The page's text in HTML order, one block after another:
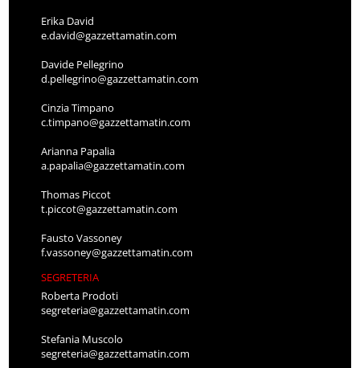
Erika David
e.david@gazzettamatin.com
Davide Pellegrino
d.pellegrino@gazzettamatin.com
Cinzia Timpano
c.timpano@gazzettamatin.com
Arianna Papalia
a.papalia@gazzettamatin.com
Thomas Piccot
t.piccot@gazzettamatin.com
Fausto Vassoney
f.vassoney@gazzettamatin.com
SEGRETERIA
Roberta Prodoti
segreteria@gazzettamatin.com
Stefania Muscolo
segreteria@gazzettamatin.com